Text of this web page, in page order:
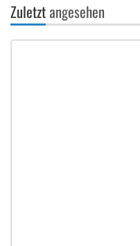
Zuletztangesehen